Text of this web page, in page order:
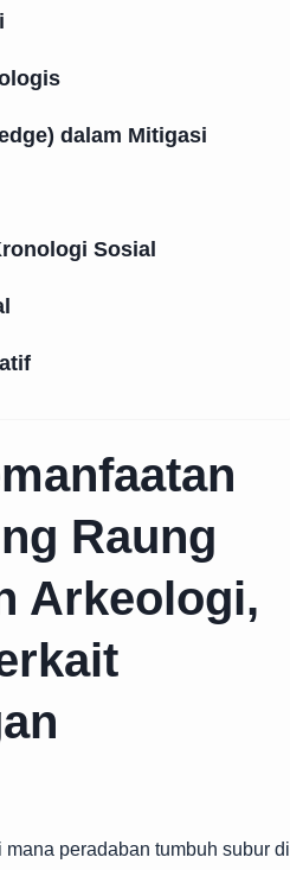
dalam Mitigasi
Sosial
Raung
Arkeologi,
peradaban tumbuh subur di